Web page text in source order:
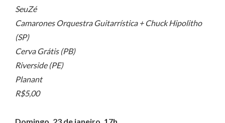
SeuZé
Camarones Orquestra Guitarrística + Chuck Hipolitho
(SP)
Cerva Grátis (PB)
Riverside (PE)
Planant
R$5,00